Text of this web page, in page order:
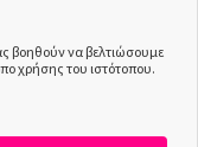
βοηθούν να βελτιώσουμε
χρήσης του ιστότοπου.